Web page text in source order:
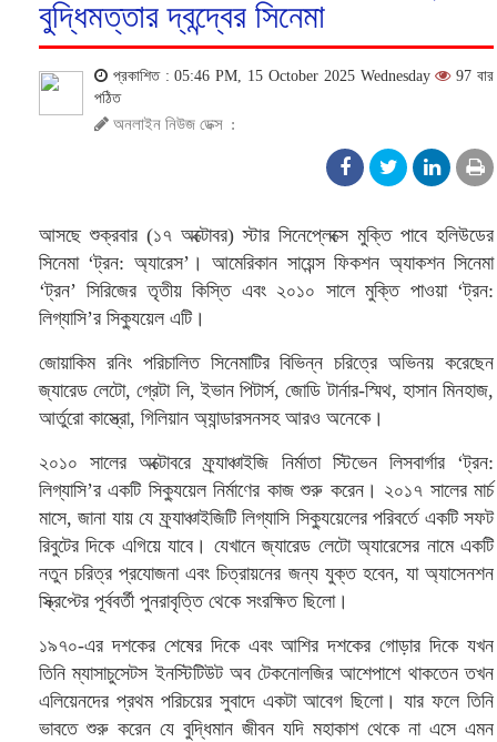
বুদ্ধিমত্তার দ্বন্দ্বের সিনেমা
প্রকাশিত : 05:46 PM, 15 October 2025 Wednesday
97 বার
পঠিত
অনলাইন নিউজ ডেক্স :
আসছে শুক্রবার (১৭ অক্টোবর) স্টার সিনেপ্লেক্সে মুক্তি পাবে হলিউডের
সিনেমা ‘ট্রন: অ্যারেস’। আমেরিকান সায়েন্স ফিকশন অ্যাকশন সিনেমা
‘ট্রন’ সিরিজের তৃতীয় কিস্তি এবং ২০১০ সালে মুক্তি পাওয়া ‘ট্রন:
লিগ্যাসি’র সিক্যুয়েল এটি।
জোয়াকিম রনিং পরিচালিত সিনেমাটির বিভিন্ন চরিত্রে অভিনয় করেছেন
জ্যারেড লেটো, গ্রেটা লি, ইভান পিটার্স, জোডি টার্নার-স্মিথ, হাসান মিনহাজ,
আর্তুরো কাস্ত্রো, গিলিয়ান অ্যান্ডারসনসহ আরও অনেকে।
২০১০ সালের অক্টোবরে ফ্র্যাঞ্চাইজি নির্মাতা স্টিভেন লিসবার্গার ‘ট্রন:
লিগ্যাসি’র একটি সিক্যুয়েল নির্মাণের কাজ শুরু করেন। ২০১৭ সালের মার্চ
মাসে, জানা যায় যে ফ্র্যাঞ্চাইজিটি লিগ্যাসি সিক্যুয়েলের পরিবর্তে একটি সফট
রিবুটের দিকে এগিয়ে যাবে। যেখানে জ্যারেড লেটো অ্যারেসের নামে একটি
নতুন চরিত্র প্রযোজনা এবং চিত্রায়নের জন্য যুক্ত হবেন, যা অ্যাসেনশন
স্ক্রিপ্টের পূর্ববর্তী পুনরাবৃত্তি থেকে সংরক্ষিত ছিলো।
১৯৭০-এর দশকের শেষের দিকে এবং আশির দশকের গোড়ার দিকে যখন
তিনি ম্যাসাচুসেটস ইনস্টিটিউট অব টেকনোলজির আশেপাশে থাকতেন তখন
এলিয়েনদের প্রথম পরিচয়ের সুবাদে একটা আবেগ ছিলো। যার ফলে তিনি
ভাবতে শুরু করেন যে বুদ্ধিমান জীবন যদি মহাকাশ থেকে না এসে এমন